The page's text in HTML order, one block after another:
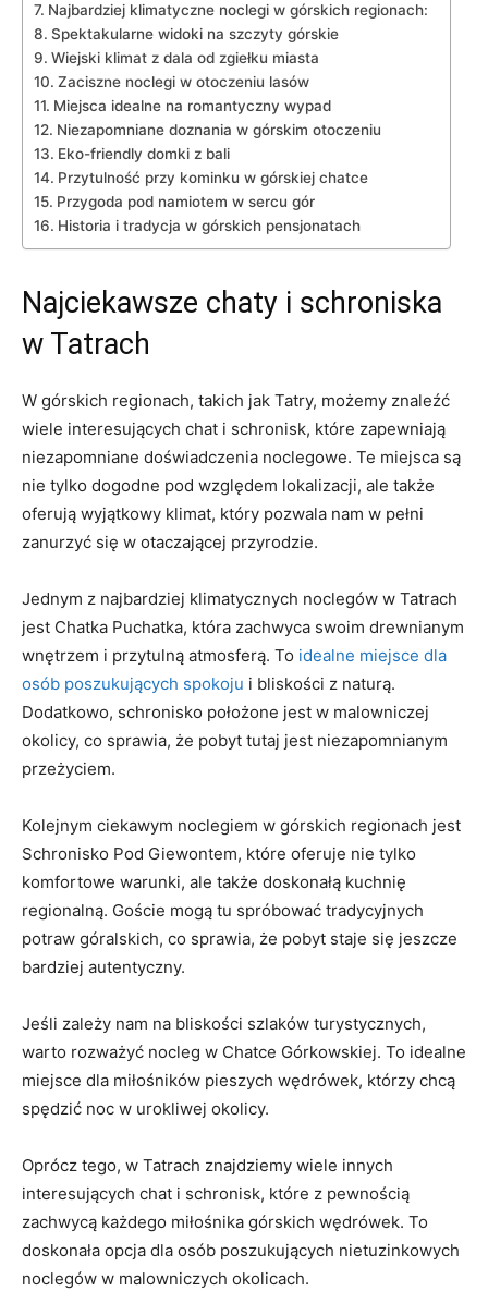
Najbardziej klimatyczne noclegi w górskich regionach:
Spektakularne widoki ‍na szczyty górskie
Wiejski ‍klimat z dala od ⁣zgiełku miasta
Zaciszne noclegi ‍w otoczeniu ‍lasów
Miejsca‍ idealne na romantyczny wypad
Niezapomniane doznania w ‍górskim otoczeniu
Eko-friendly ​domki‍ z ‌bali
Przytulność przy kominku w górskiej chatce
Przygoda ‍pod namiotem w sercu gór
Historia i tradycja w ⁤górskich pensjonatach
Najciekawsze chaty i ⁣schroniska
w ⁢Tatrach
W ⁢górskich regionach, takich⁣ jak Tatry, możemy ⁢znaleźć
wiele interesujących chat ​i schronisk, ‌które‌ zapewniają
niezapomniane ⁢doświadczenia ‍noclegowe. Te miejsca są
nie tylko dogodne pod względem lokalizacji, ale także
‍oferują⁤ wyjątkowy​ klimat, ​który ‍pozwala nam w‌ pełni
zanurzyć się w⁤ otaczającej‍ przyrodzie.
Jednym z najbardziej klimatycznych noclegów⁤ w Tatrach
jest Chatka Puchatka, która ⁣zachwyca swoim drewnianym
wnętrzem i przytulną atmosferą. To idealne miejsce dla
osób poszukujących spokoju ​i⁣ bliskości z naturą.
Dodatkowo, schronisko położone jest w ‌malowniczej
okolicy, co sprawia, że pobyt tutaj jest ‍niezapomnianym
przeżyciem.
Kolejnym ciekawym noclegiem w górskich regionach jest
Schronisko Pod Giewontem, które oferuje nie tylko
komfortowe warunki, ale także doskonałą ⁢kuchnię
‍regionalną. Goście mogą​ tu spróbować tradycyjnych
potraw góralskich, co sprawia, że pobyt staje ‍się jeszcze​
bardziej ⁤autentyczny.
Jeśli zależy nam na bliskości szlaków turystycznych,
warto rozważyć ⁤nocleg w Chatce Górkowskiej. To idealne
miejsce dla miłośników ⁤pieszych wędrówek, którzy chcą
spędzić noc w urokliwej okolicy.
Oprócz ⁤tego, w Tatrach ⁣znajdziemy wiele innych
interesujących ‍chat i‍ schronisk, które z pewnością
zachwycą każdego miłośnika górskich wędrówek. To
⁢doskonała ​opcja dla osób poszukujących nietuzinkowych
noclegów w malowniczych ​okolicach.